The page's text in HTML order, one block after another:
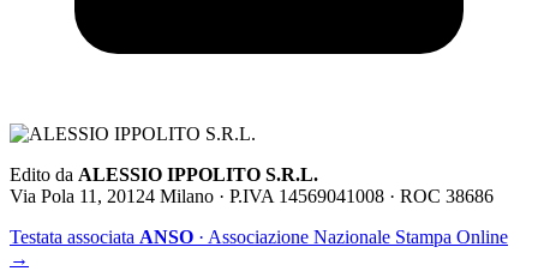
Edito da ALESSIO IPPOLITO S.R.L.
Via Pola 11, 20124 Milano · P.IVA 14569041008 · ROC 38686
Testata associata ANSO · Associazione Nazionale Stampa Online
→